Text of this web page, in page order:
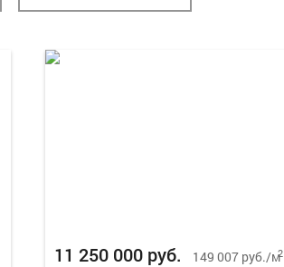
11 250 000 руб. 149 007 руб./м2